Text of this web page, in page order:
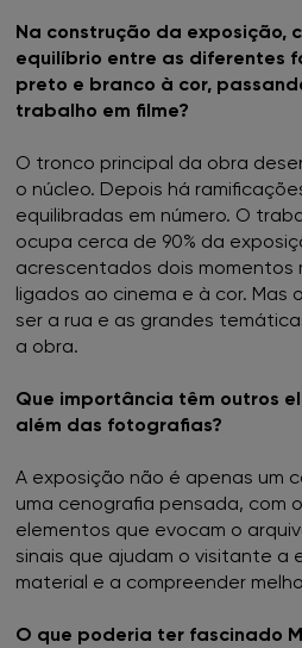
Na construção da exposição,
equilíbrio entre as diferentes
preto e branco à cor,
trabalho em filme?
O tronco principal da obra
o núcleo. Depois há
equilibradas em número. O
ocupa cerca de 90% da
acrescentados dois momentos
ligados ao cinema e à cor. Mas
ser a rua e as grandes
a obra.
Que importância têm outros
além das fotografias?
A exposição não é apenas um
uma cenografia pensada, com
elementos que evocam o
sinais que ajudam o visitante a
material e a compreender
O que poderia ter fascinado